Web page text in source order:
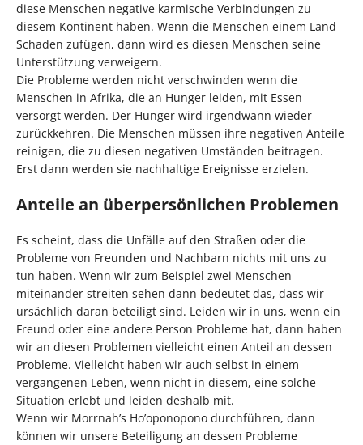
diese Menschen negative karmische Verbindungen zu
diesem Kontinent haben. Wenn die Menschen einem Land
Schaden zufügen, dann wird es diesen Menschen seine
Unterstützung verweigern.
Die Probleme werden nicht verschwinden wenn die
Menschen in Afrika, die an Hunger leiden, mit Essen
versorgt werden. Der Hunger wird irgendwann wieder
zurückkehren. Die Menschen müssen ihre negativen Anteile
reinigen, die zu diesen negativen Umständen beitragen.
Erst dann werden sie nachhaltige Ereignisse erzielen.
Anteile an überpersönlichen Problemen
Es scheint, dass die Unfälle auf den Straßen oder die
Probleme von Freunden und Nachbarn nichts mit uns zu
tun haben. Wenn wir zum Beispiel zwei Menschen
miteinander streiten sehen dann bedeutet das, dass wir
ursächlich daran beteiligt sind. Leiden wir in uns, wenn ein
Freund oder eine andere Person Probleme hat, dann haben
wir an diesen Problemen vielleicht einen Anteil an dessen
Probleme. Vielleicht haben wir auch selbst in einem
vergangenen Leben, wenn nicht in diesem, eine solche
Situation erlebt und leiden deshalb mit.
Wenn wir Morrnah’s Ho’oponopono durchführen, dann
können wir unsere Beteiligung an dessen Probleme